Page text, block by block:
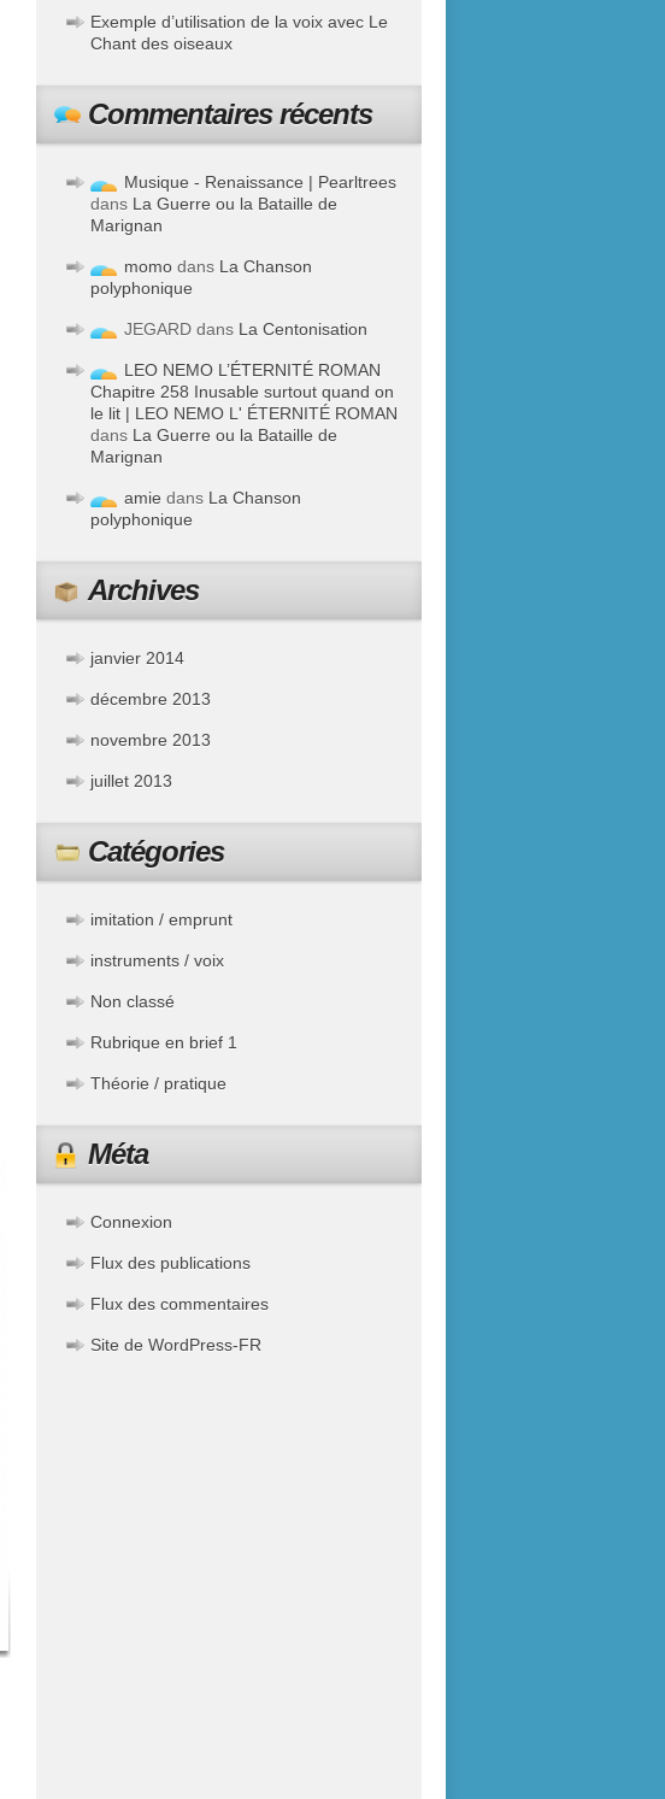
Exemple d’utilisation de la voix avec Le
Chant des oiseaux
Commentaires récents
Musique - Renaissance | Pearltrees
dans La Guerre ou la Bataille de
Marignan
momo dans La Chanson
polyphonique
JEGARD dans La Centonisation
LEO NEMO L’ÉTERNITÉ ROMAN
Chapitre 258 Inusable surtout quand on
le lit | LEO NEMO L' ÉTERNITÉ ROMAN
dans La Guerre ou la Bataille de
Marignan
amie dans La Chanson
polyphonique
Archives
janvier 2014
décembre 2013
novembre 2013
juillet 2013
Catégories
imitation / emprunt
instruments / voix
Non classé
Rubrique en brief 1
Théorie / pratique
Méta
Connexion
Flux des publications
Flux des commentaires
Site de WordPress-FR